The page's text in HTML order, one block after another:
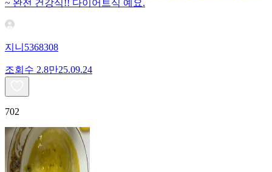
~ 완전 건강식!! 다이어트식 예요.
지니5368308
조회수 2.8만25.09.24
702